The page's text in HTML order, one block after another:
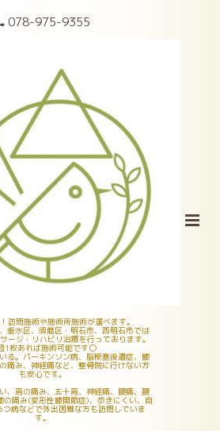
078-975-9355
訪問施術や施術所施術が選べます。
垂水区、須磨区・明石市、西明石市では
ージ・リハビリ治療を行っております。
1枚あれば施術可能です〇
る。パーキンソン病、脳梗塞後遺症、膝
痛み、神経痛など、整骨院に行けない方
も安心です。
、肩の痛み、五十肩、神経痛、腰痛、腰
の痛み(変形性膝関節症)、歩きにくい、自
つ病などで外出困難な方も訪問していま
す。